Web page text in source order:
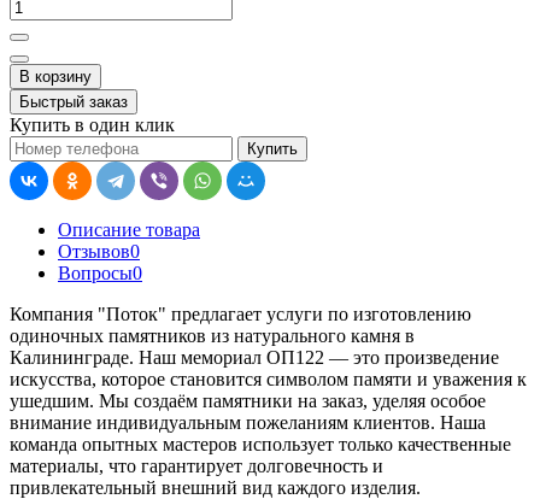
В корзину
Быстрый заказ
Купить в один клик
Купить
Описание товара
Отзывов0
Вопросы0
Компания "Поток" предлагает услуги по изготовлению
одиночных памятников из натурального камня в
Калининграде. Наш мемориал ОП122 — это произведение
искусства, которое становится символом памяти и уважения к
ушедшим. Мы создаём памятники на заказ, уделяя особое
внимание индивидуальным пожеланиям клиентов. Наша
команда опытных мастеров использует только качественные
материалы, что гарантирует долговечность и
привлекательный внешний вид каждого изделия.